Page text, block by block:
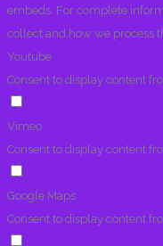
embeds. For complete
collect and how we process
Youtube
Consent to display content
Vimeo
Consent to display content
Google Maps
Consent to display content